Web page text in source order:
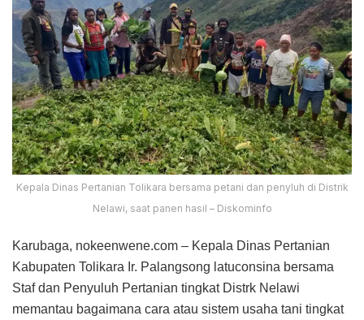
Kepala Dinas Pertanian Tolikara bersama petani dan penyluh di Distrik
Nelawi, saat panen hasil – Diskominfo
Karubaga, nokeenwene.com – Kepala Dinas Pertanian
Kabupaten Tolikara Ir. Palangsong latuconsina bersama
Staf dan Penyuluh Pertanian tingkat Distrk Nelawi
memantau bagaimana cara atau sistem usaha tani tingkat